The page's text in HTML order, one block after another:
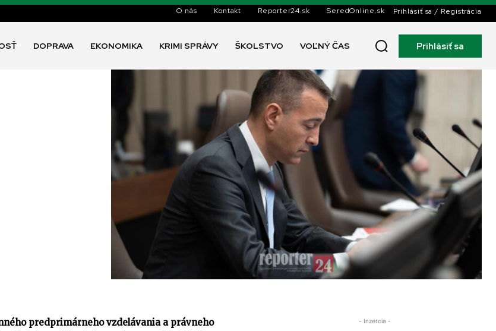
O nás Kontakt Reporter24.sk SeredOnline.sk Prihlásiť sa / Registrácia
DOPRAVA EKONOMIKA KRIMI SPRÁVY ŠKOLSTVO VOĽNÝ ČAS Prihlásiť sa
predprimárneho vzdelávania a právneho
- Inzercia -